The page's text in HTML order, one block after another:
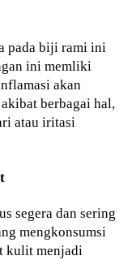
pada biji rami ini
ini memliki
akan
berbagai hal,
atau iritasi
segera dan sering
mengkonsumsi
kulit menjadi